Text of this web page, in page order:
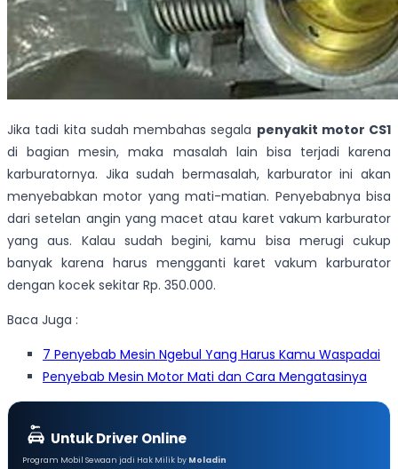
Jika tadi kita sudah membahas segala penyakit motor CS1
di bagian mesin, maka masalah lain bisa terjadi karena
karburatornya. Jika sudah bermasalah, karburator ini akan
menyebabkan motor yang mati-matian. Penyebabnya bisa
dari setelan angin yang macet atau karet vakum karburator
yang aus. Kalau sudah begini, kamu bisa merugi cukup
banyak karena harus mengganti karet vakum karburator
dengan kocek sekitar Rp. 350.000.
Baca Juga :
7 Penyebab Mesin Ngebul Yang Harus Kamu Waspadai
Penyebab Mesin Motor Mati dan Cara Mengatasinya
Untuk Driver Online
Program Mobil Sewaan jadi Hak Milik by Moladin